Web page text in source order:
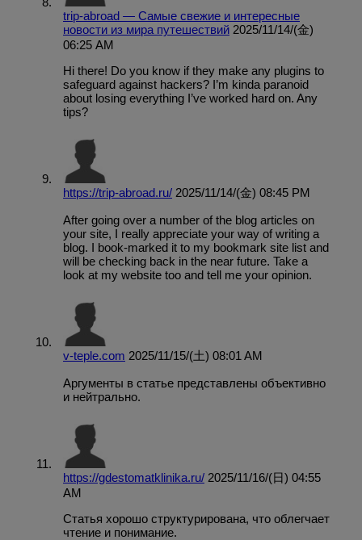
trip-abroad — Самые свежие и интересные
новости из мира путешествий 2025/11/14/(金)
06:25 AM
Hi there! Do you know if they make any plugins to
safeguard against hackers? I’m kinda paranoid
about losing everything I’ve worked hard on. Any
tips?
https://trip-abroad.ru/ 2025/11/14/(金) 08:45 PM
After going over a number of the blog articles on
your site, I really appreciate your way of writing a
blog. I book-marked it to my bookmark site list and
will be checking back in the near future. Take a
look at my website too and tell me your opinion.
v-teple.com 2025/11/15/(土) 08:01 AM
Аргументы в статье представлены объективно
и нейтрально.
https://gdestomatklinika.ru/ 2025/11/16/(日) 04:55
AM
Статья хорошо структурирована, что облегчает
чтение и понимание.